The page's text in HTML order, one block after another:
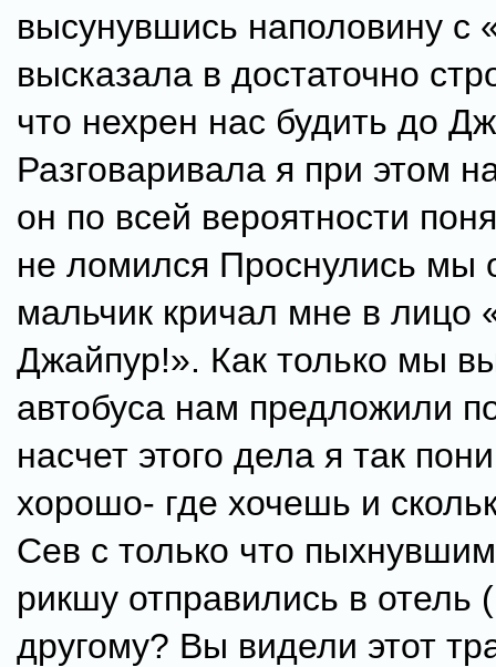
высунувшись наполовину с
высказала в достаточно
что нехрен нас будить до
Разговаривала я при этом
он по всей вероятности
не ломился Проснулись мы
мальчик кричал мне в лицо
Джайпур!». Как только мы
автобуса нам предложили
насчет этого дела я так
хорошо- где хочешь и
Сев с только что
рикшу отправились в отель
другому? Вы видели этот